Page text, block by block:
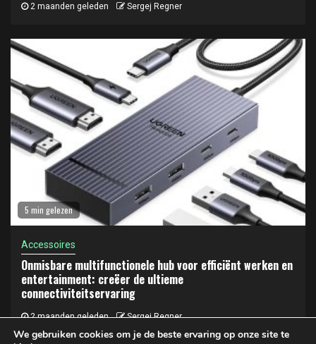
2 maanden geleden Sergej Regner
5 min gelezen
Accessoires
Onmisbare multifunctionele hub voor efficiënt werken en
entertainment: creëer de ultieme
connectiviteitservaring
2 maanden geleden Sergej Regner
We gebruiken cookies om je de beste ervaring op onze site te